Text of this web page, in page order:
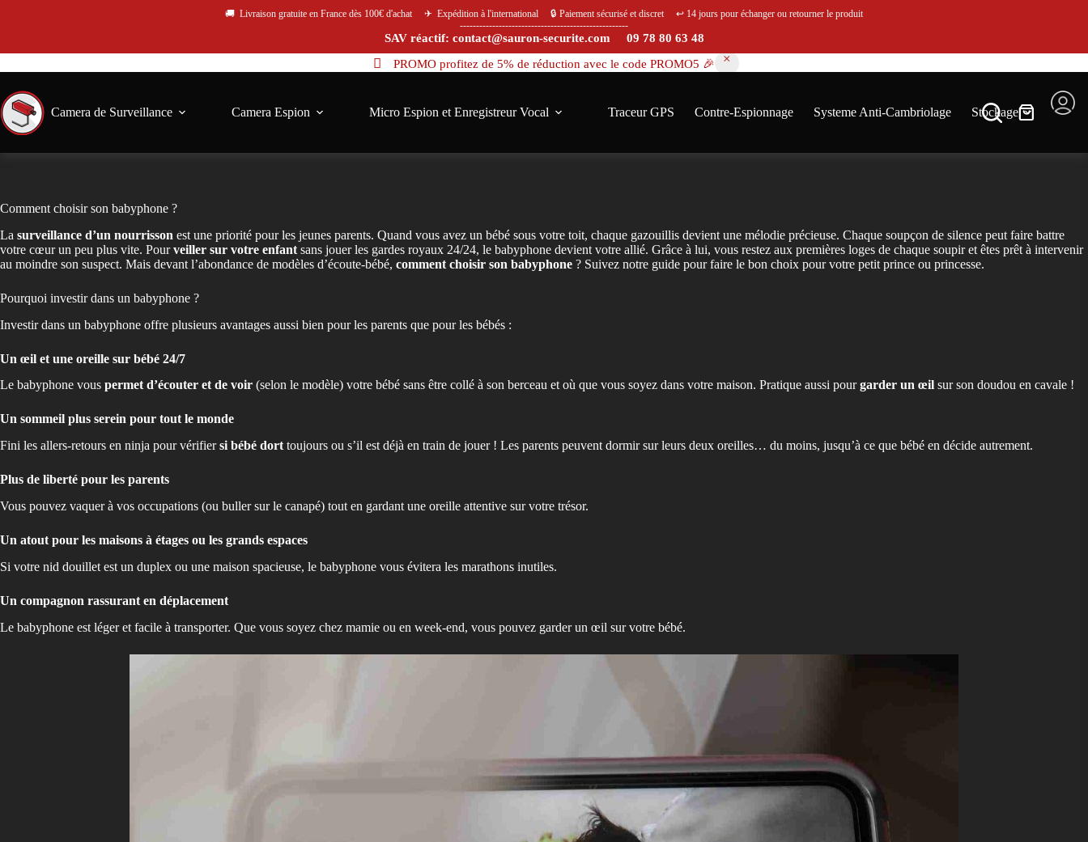
PROMO profitez de 5% de réduction avec le code PROMO5 🎉
Camera de Surveillance Camera Espion Micro Espion et Enregistreur Vocal Traceur GPS Contre-Espionnage Systeme Anti-Cambriolage Stockage
Comment choisir son babyphone ?
La surveillance d’un nourrisson est une priorité pour les jeunes parents. Quand vous avez un bébé sous votre toit, chaque gazouillis devient une mélodie précieuse. Chaque soupçon de silence peut faire battre
votre cœur un peu plus vite. Pourveiller sur votre enfant sans jouer les gardes royaux 24/24, le babyphone devient votre allié. Grâce à lui, vous restez aux premières loges de chaque soupir et êtes prêt à intervenir
au moindre son suspect. Mais devant l’abondance de modèles d’écoute-bébé, comment choisir son babyphone ? Suivez notre guide pour faire le bon choix pour votre petit prince ou princesse.
Pourquoi investir dans un babyphone ?
Investir dans un babyphone offre plusieurs avantages aussi bien pour les parents que pour les bébés :
Un œil et une oreille sur bébé 24/7
Le babyphone vous permet d’écouter et de voir (selon le modèle) votre bébé sans être collé à son berceau et où que vous soyez dans votre maison. Pratique aussi pourgarder un œil sur son doudou en cavale !
Un sommeil plus serein pour tout le monde
Fini les allers-retours en ninja pour vérifiersi bébé dort toujours ou s’il est déjà en train de jouer ! Les parents peuvent dormir sur leurs deux oreilles… du moins, jusqu’à ce que bébé en décide autrement.
Plus de liberté pour les parents
Vous pouvez vaquer à vos occupations (ou buller sur le canapé) tout en gardant une oreille attentive sur votre trésor.
Un atout pour les maisons à étages ou les grands espaces
Si votre nid douillet est un duplex ou une maison spacieuse, le babyphone vous évitera les marathons inutiles.
Un compagnon rassurant en déplacement
Le babyphone est léger et facile à transporter. Que vous soyez chez mamie ou en week-end, vous pouvez garder un œil sur votre bébé.
🚚 Livraison gratuite en France dès 100€ d'achat ✈ Expédition à l'international 🔒 Paiement sécurisé et discret ↩️ 14 jours pour échanger ou retourner le produit
----------------------------------------------------
SAV réactif: contact@sauron-securite.com 09 78 80 63 48